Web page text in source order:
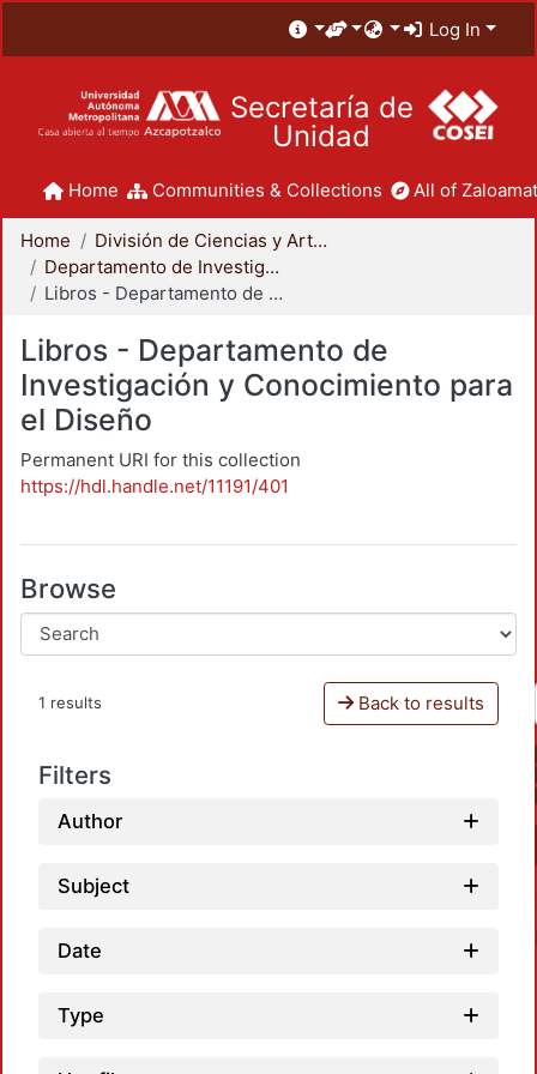
Log In
Secretaría de
Unidad
Home Communities & Collections All of
Home
División de Ciencias y Artes para el Diseño
Departamento de Investigación y Conocimiento para el Diseño
Libros - Departamento de Investigación y Conocimiento para el Diseño
Libros - Departamento de
Investigación y Conocimiento para
el Diseño
Permanent URI for this collection
https://hdl.handle.net/11191/401
Browse
1 results Back to results
Filters
Author
Subject
Date
Type